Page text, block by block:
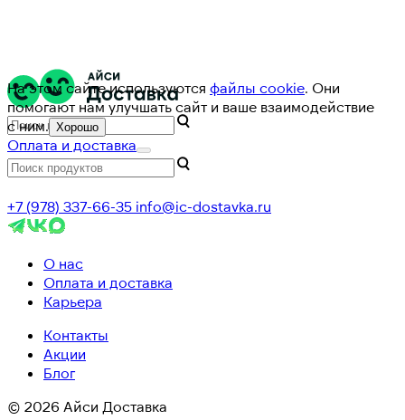
На этом сайте используются файлы cookie. Они
помогают нам улучшать сайт и ваше взаимодействие
с ним. Хорошо
Оплата и доставка
+7 (978) 337-66-35 info@ic-dostavka.ru
О нас
Оплата и доставка
Карьера
Контакты
Акции
Блог
© 2026 Айси Доставка